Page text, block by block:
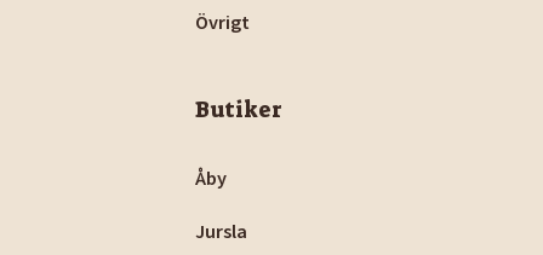
Övrigt
Butiker
Åby
Jursla